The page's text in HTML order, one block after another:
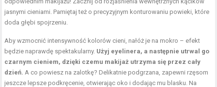
jasnymi cieniami. Pamiętaj też o precyzyjnym konturowaniu powieki, które
doda głębi spojrzeniu.
Aby wzmocnić intensywność kolorów cieni, nałóż je na mokro – efekt
będzie naprawdę spektakularny. Użyj eyelinera, a następnie utrwal go
czarnym cieniem, dzięki czemu makijaż utrzyma się przez cały
dzień. A co powiesz na zalotkę? Delikatnie podgrzana, zapewni rzęsom
jeszcze lepsze podkręcenie, otwierając oko i dodając mu blasku. Na